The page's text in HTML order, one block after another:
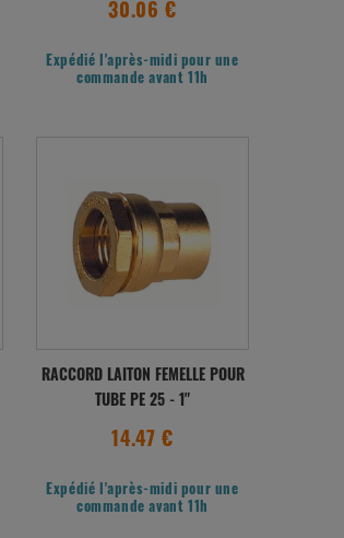
30.06 €
Expédié l'après-midi pour une
commande avant 11h
RACCORD LAITON FEMELLE POUR
TUBE PE 25 - 1"
14.47 €
Expédié l'après-midi pour une
commande avant 11h